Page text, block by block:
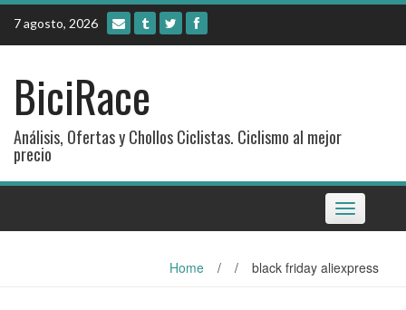
Skip
content
7 agosto, 2026
BiciRace
Análisis, Ofertas y Chollos Ciclistas. Ciclismo al mejor
precio
Toggle
navigation
Home / / black friday aliexpress